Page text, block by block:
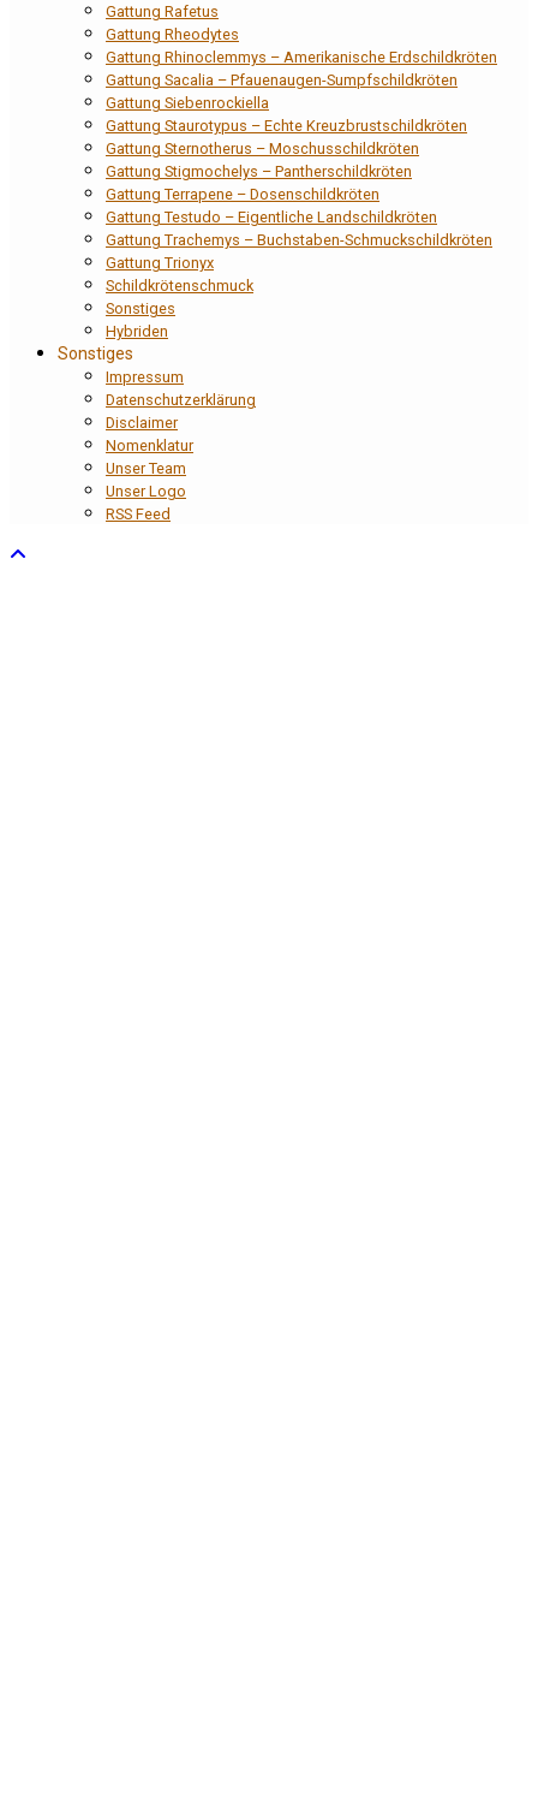
Gattung Rafetus
Gattung Rheodytes
Gattung Rhinoclemmys – Amerikanische Erdschildkröten
Gattung Sacalia – Pfauenaugen-Sumpfschildkröten
Gattung Siebenrockiella
Gattung Staurotypus – Echte Kreuzbrustschildkröten
Gattung Sternotherus – Moschusschildkröten
Gattung Stigmochelys – Pantherschildkröten
Gattung Terrapene – Dosenschildkröten
Gattung Testudo – Eigentliche Landschildkröten
Gattung Trachemys – Buchstaben-Schmuckschildkröten
Gattung Trionyx
Schildkrötenschmuck
Sonstiges
Hybriden
Sonstiges
Impressum
Datenschutzerklärung
Disclaimer
Nomenklatur
Unser Team
Unser Logo
RSS Feed